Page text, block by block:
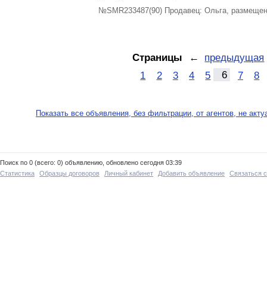
№SMR233487(90) Продавец: Ольга,
Страницы ← предыдущая
1
2 3 4 5 6 7 8
Показать все объявления, без фильтрации, от агентов, не
Поиск по 0 (всего: 0) объявлению, обновлено сегодня 03:39
Статистика
Образцы договоров Личный кабинет Добавить объявление Связаться